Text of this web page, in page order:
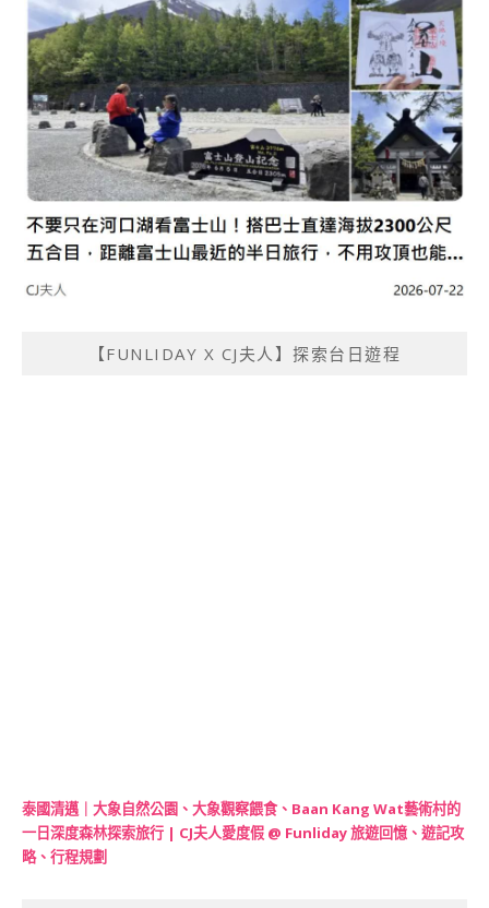
【FUNLIDAY X CJ夫人】探索台日遊程
泰國清邁｜大象自然公園、大象觀察餵食、Baan Kang Wat藝術村的
一日深度森林探索旅行 | CJ夫人愛度假 @ Funliday 旅遊回憶、遊記攻
略、行程規劃